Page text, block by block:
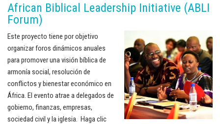
African Biblical Leadership Initiative (ABLI
Forum)
Este proyecto tiene por objetivo
organizar foros dinámicos anuales
para promover una visión bíblica de
armonía social, resolución de
conflictos y bienestar económico en
África. El evento atrae a delegados de
gobierno, finanzas, empresas,
sociedad civil y la iglesia. Haga clic